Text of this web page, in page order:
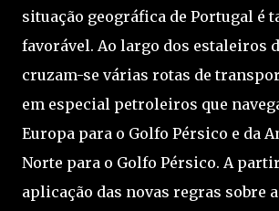
situação geográfica de Portugal é
favorável. Ao largo dos estaleiros
cruzam-se várias rotas de
em especial petroleiros que
Europa para o Golfo Pérsico e da
Norte para o Golfo Pérsico. A
aplicação das novas regras sobre